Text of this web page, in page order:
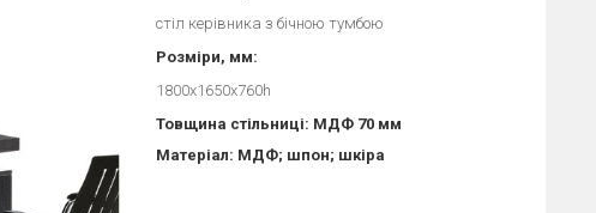
стіл керівника з бічною тумбою
Розміри, мм:
1800x1650x760h
Товщина стільниці: МДФ 70 мм
Матеріал: МДФ; шпон; шкіра